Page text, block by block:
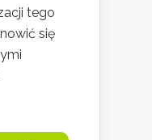
tego
się